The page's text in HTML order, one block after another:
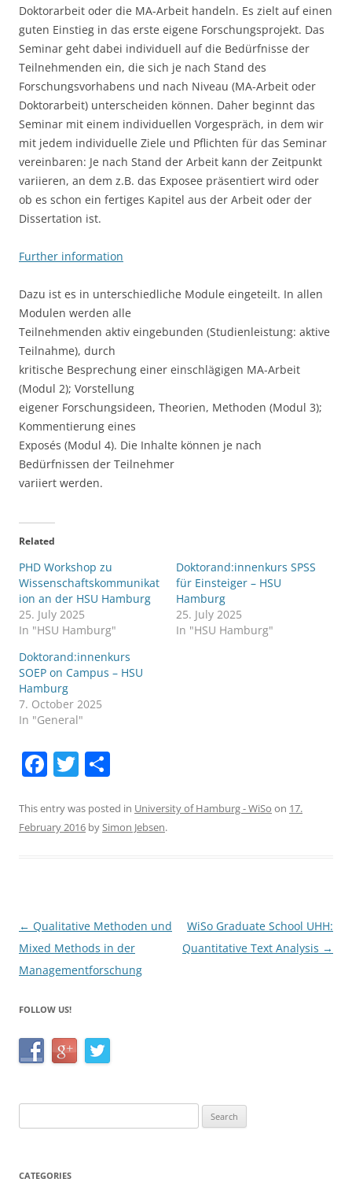
Doktorarbeit oder die MA-Arbeit handeln. Es zielt auf einen
guten Einstieg in das erste eigene Forschungsprojekt. Das
Seminar geht dabei individuell auf die Bedürfnisse der
Teilnehmenden ein, die sich je nach Stand des
Forschungsvorhabens und nach Niveau (MA-Arbeit oder
Doktorarbeit) unterscheiden können. Daher beginnt das
Seminar mit einem individuellen Vorgespräch, in dem wir
mit jedem individuelle Ziele und Pflichten für das Seminar
vereinbaren: Je nach Stand der Arbeit kann der Zeitpunkt
variieren, an dem z.B. das Exposee präsentiert wird oder
ob es schon ein fertiges Kapitel aus der Arbeit oder der
Dissertation ist.
Further information
Dazu ist es in unterschiedliche Module eingeteilt. In allen
Modulen werden alle
Teilnehmenden aktiv eingebunden (Studienleistung: aktive
Teilnahme), durch
kritische Besprechung einer einschlägigen MA-Arbeit
(Modul 2); Vorstellung
eigener Forschungsideen, Theorien, Methoden (Modul 3);
Kommentierung eines
Exposés (Modul 4). Die Inhalte können je nach
Bedürfnissen der Teilnehmer
variiert werden.
Related
PHD Workshop zu
Wissenschaftskommunikat
ion an der HSU Hamburg
25. July 2025
In "HSU Hamburg"
Doktorand:innenkurs SPSS
für Einsteiger – HSU
Hamburg
25. July 2025
In "HSU Hamburg"
Doktorand:innenkurs
SOEP on Campus – HSU
Hamburg
7. October 2025
In "General"
F
c
e
o
k
T
itt
er
ar
e
This entry was posted in University of Hamburg - WiSo on 17.
February 2016 bySimon Jebsen.
Post
navigation
← Qualitative Methoden und
Mixed Methods in der
Managementforschung
WiSo Graduate School UHH:
Quantitative Text Analysis →
FOLLOW US!
for:
CATEGORIES